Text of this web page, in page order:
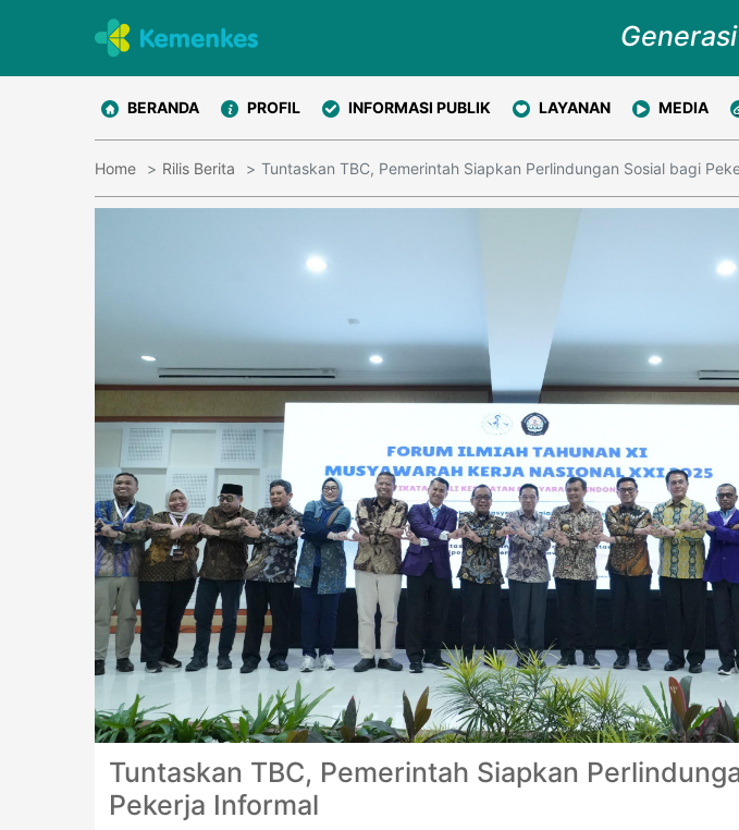
BERANDA PROFIL INFORMASI PUBLIK LAYANAN MEDIA
Home Rilis Berita Tuntaskan TBC, Pemerintah Siapkan Perlindungan Sosial bagi
Tuntaskan TBC, Pemerintah Siapkan
Pekerja Informal